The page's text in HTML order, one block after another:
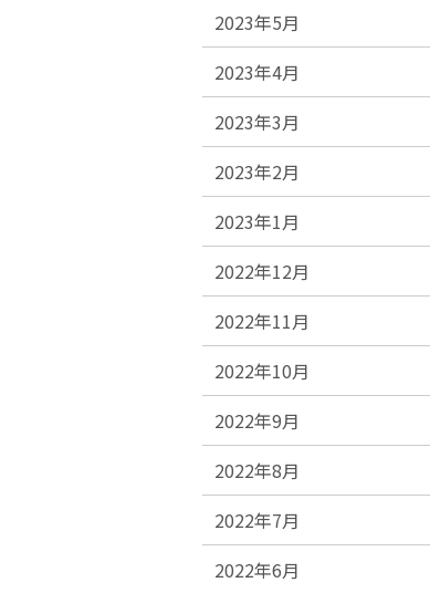
2023年5月
2023年4月
2023年3月
2023年2月
2023年1月
2022年12月
2022年11月
2022年10月
2022年9月
2022年8月
2022年7月
2022年6月